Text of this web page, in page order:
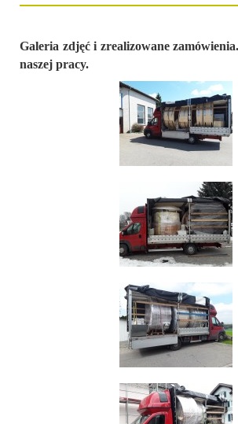
Galeria zdjęć i zrealizowane
naszej pracy.